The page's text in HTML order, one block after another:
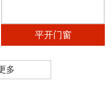
平开门窗
多